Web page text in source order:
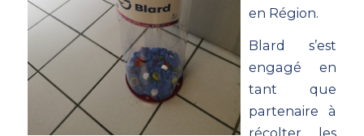
en Région.
Blard s’est
engagé en
tant que
partenaire à